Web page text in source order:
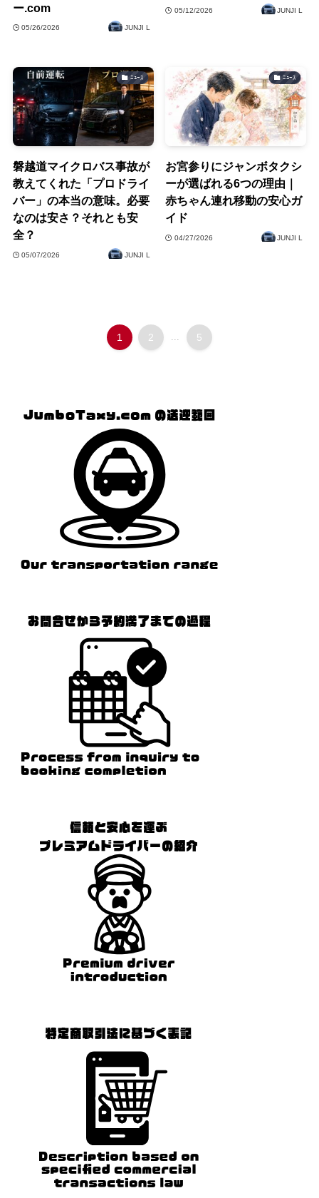
ー.com
05/26/2026 JUNJI L
05/12/2026 JUNJI L
ﾆｭｰｽ
磐越道マイクロバス事故が
教えてくれた「プロドライ
バー」の本当の意味。必要
なのは安さ？それとも安
全？
05/07/2026 JUNJI L
ﾆｭｰｽ
お宮参りにジャンボタクシ
ーが選ばれる6つの理由｜
赤ちゃん連れ移動の安心ガ
イド
04/27/2026 JUNJI L
1 2 ... 5